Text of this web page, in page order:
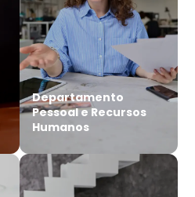
Departamento
Pessoal e Recursos
Humanos